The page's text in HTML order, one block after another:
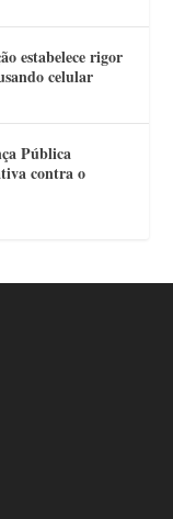
estabelece rigor
celular
Pública
contra o